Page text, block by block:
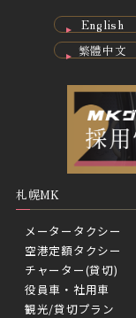
English
繁體中文
札幌MK
メータータクシー
空港定額タクシー
チャーター(貸切)
役員車・社用車
観光/貸切プラン